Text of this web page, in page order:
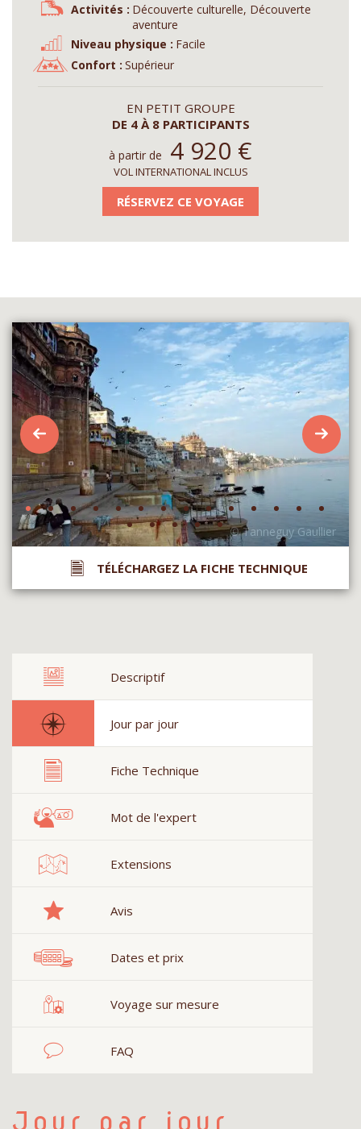
Activités : Découverte culturelle, Découverte
aventure
Niveau physique : Facile
Confort : Supérieur
EN PETIT GROUPE
DE 4 À 8 PARTICIPANTS
à partir de 4 920 €
VOL INTERNATIONAL INCLUS
RÉSERVEZ CE VOYAGE
TÉLÉCHARGEZ LA FICHE TECHNIQUE
Descriptif
Jour par jour
Fiche Technique
Mot de l'expert
Extensions
Avis
Dates et prix
Voyage sur mesure
FAQ
Jour par jour